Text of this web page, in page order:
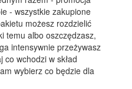
- wszystkie zakupione
możesz rozdzielić
temu albo oszczędzasz,
intensywnie przeżywasz
co wchodzi w skład
wybierz co będzie dla